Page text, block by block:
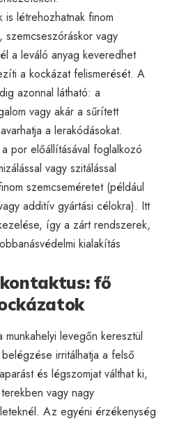
létrehozhatnak finom
vagy
a leváló anyag keveredhet
a kockázat felismerését. A
azonnal látható: a
vagy akár a sűrített
a lerakódásokat.
por előállításával foglalkozó
vagy szitálással
szemcseméretet (például
additív gyártási célokra). Itt
így a zárt rendszerek,
kialakítás
fő
levegőn keresztül
irritálhatja a felső
és légszomjat válthat ki,
vagy nagy
Az egyéni érzékenység